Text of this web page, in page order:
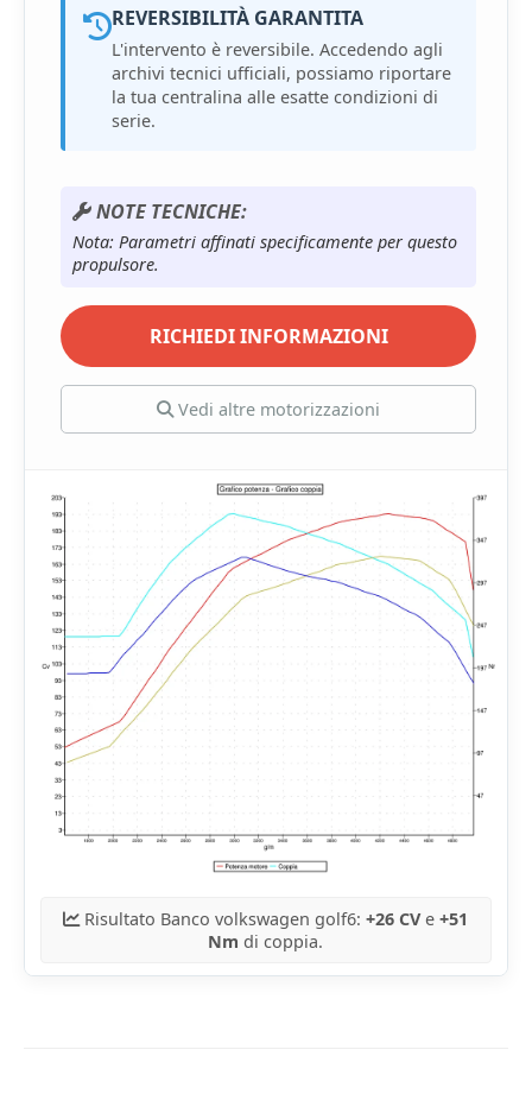
REVERSIBILITÀ GARANTITA
L'intervento è reversibile. Accedendo agli
archivi tecnici ufficiali, possiamo riportare
la tua centralina alle esatte condizioni di
serie.
NOTE TECNICHE:
Nota: Parametri affinati specificamente per questo
propulsore.
RICHIEDI INFORMAZIONI
Vedi altre motorizzazioni
Risultato Banco volkswagen golf6:+26 CVe+51
Nm di coppia.